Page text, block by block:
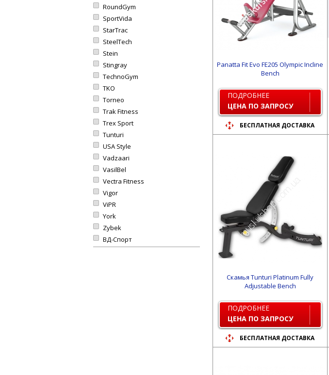
RoundGym
SportVida
StarTrac
SteelTech
Stein
Stingray
TechnoGym
TKO
Torneo
Trak Fitness
Trex Sport
Tunturi
USA Style
Vadzaari
VasilBel
Vectra Fitness
Vigor
ViPR
York
Zybek
ВД-Спорт
Panatta Fit Evo FE205 Olympic Incline
Bench
ПОДРОБНЕЕ
ЦЕНА ПО ЗАПРОСУ
БЕСПЛАТНАЯ ДОСТАВКА
Скамья Tunturi Platinum Fully
Adjustable Bench
ПОДРОБНЕЕ
ЦЕНА ПО ЗАПРОСУ
БЕСПЛАТНАЯ ДОСТАВКА